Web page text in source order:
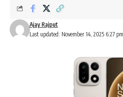
Last updated: November 14, 2025 6:27 pm
Ajay Rajput